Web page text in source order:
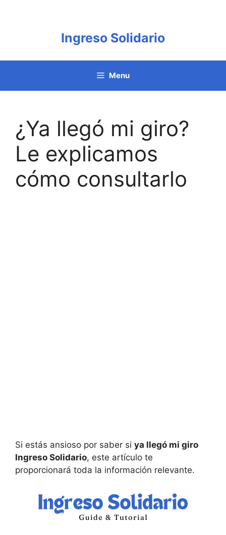
Ingreso Solidario
Menu
¿Ya llegó mi giro?
Le explicamos
cómo consultarlo
Si estás ansioso por saber si ya llegó mi giro
Ingreso Solidario, este artículo te
proporcionará toda la información relevante.